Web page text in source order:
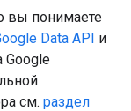
вы понимаете
Data API и
Google
см. раздел